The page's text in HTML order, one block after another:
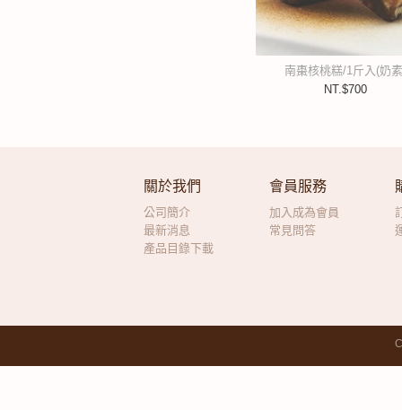
南棗核桃糕/1斤入(奶
NT.$700
關於我們
公司簡介
最新消息
產品目錄下載
會員服務
加入成為會員
常見問答